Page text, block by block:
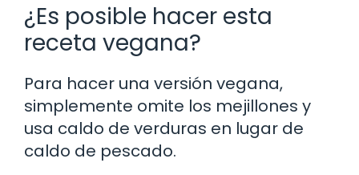
¿Es posible hacer esta
receta vegana?
Para hacer una versión vegana,
simplemente omite los mejillones y
usa caldo de verduras en lugar de
caldo de pescado.